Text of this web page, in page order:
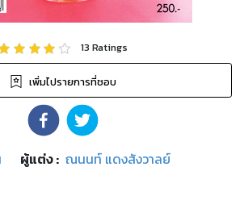
13 Ratings
เพิ่มไปรายการที่ชอบ
ผู้แต่ง : ณนนท์ แดงสังวาลย์